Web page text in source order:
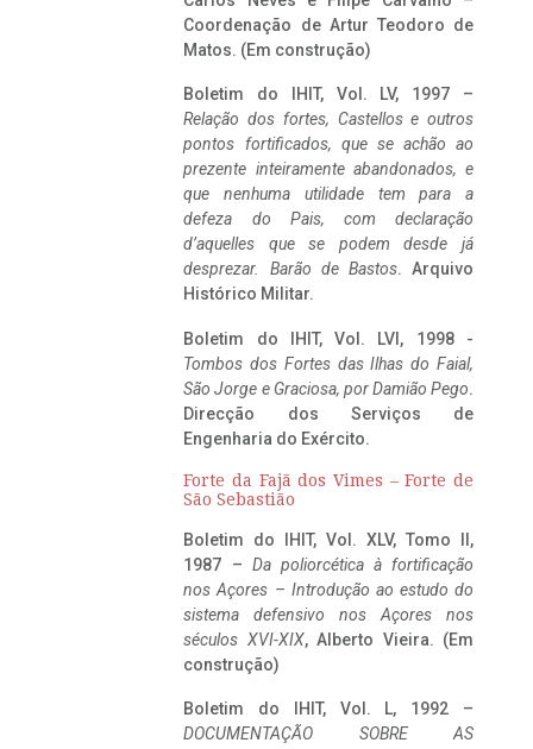
Coordenação de Artur Teodoro de
Matos. (Em construção)
Boletim do IHIT, Vol. LV, 1997 –
Relação dos fortes, Castellos e outros
pontos fortificados, que se achão ao
prezente inteiramente abandonados, e
que nenhuma utilidade tem para a
defeza do Pais, com declaração
d’aquelles que se podem desde já
desprezar. Barão de Bastos. Arquivo
Histórico Militar.
Boletim do IHIT, Vol. LVI, 1998 -
Tombos dos Fortes das Ilhas do Faial,
São Jorge e Graciosa, por Damião Pego.
Direcção dos Serviços de
Engenharia do Exército.
Forte da Fajã dos Vimes – Forte de
São Sebastião
Boletim do IHIT, Vol. XLV, Tomo II,
1987 – Da poliorcética à fortificação
nos Açores – Introdução ao estudo do
sistema defensivo nos Açores nos
séculos XVI-XIX, Alberto Vieira. (Em
construção)
Boletim do IHIT, Vol. L, 1992 –
DOCUMENTAÇÃO SOBRE AS